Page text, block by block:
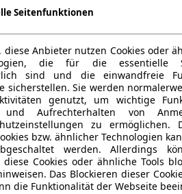
Seitenfunktionen
diese Anbieter nutzen Cookies oder
die für die essentielle
sind und die einwandfreie
sicherstellen. Sie werden
genutzt, um wichtige
und Aufrechterhalten von
zu ermöglichen.
bzw. ähnlicher Technologien
werden. Allerdings
diese Cookies oder ähnliche Tools
Das Blockieren dieser
die Funktionalität der Webseite